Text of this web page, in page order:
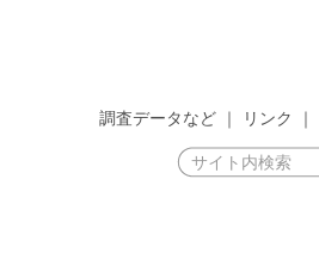
調査データなど ｜ リンク ｜